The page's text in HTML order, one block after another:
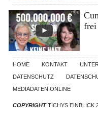
frei
HOME KONTAKT
DATENSCHUTZ
MEDIADATEN ONLINE
COPYRIGHTTICHYS EINBLICK